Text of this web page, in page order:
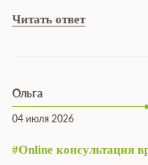
Читать ответ
Ольга
04 июля 2026
#Online консультация